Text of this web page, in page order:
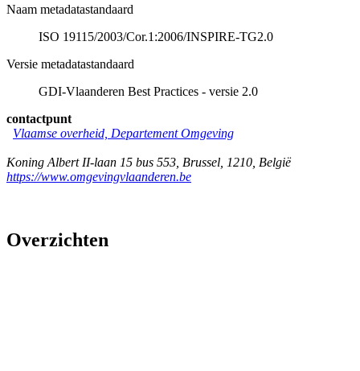
Naam metadatastandaard
ISO 19115/2003/Cor.1:2006/INSPIRE-TG2.0
Versie metadatastandaard
GDI-Vlaanderen Best Practices - versie 2.0
contactpunt
Vlaamse overheid, Departement Omgeving
Koning Albert II-laan 15 bus 553 Brussel 1210 België
https://www.omgevingvlaanderen.be
Overzichten